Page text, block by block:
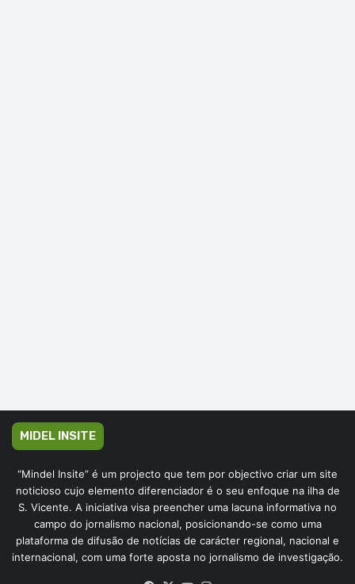
MIDEL INSITE
“Mindel Insite” é um projecto que tem por objectivo criar um site
noticioso cujo elemento diferenciador é o seu enfoque na ilha de
S. Vicente. A iniciativa visa preencher uma lacuna informativa no
campo do jornalismo nacional, posicionando-se como uma
plataforma de difusão de notícias de carácter regional, nacional e
internacional, com uma forte aposta no jornalismo de investigação.